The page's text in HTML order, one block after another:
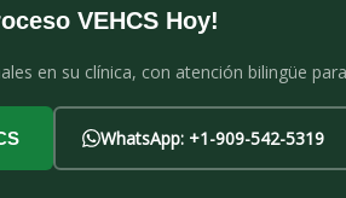
VEHCS Hoy!
en su clínica, con atención bilingüe
WhatsApp: +1-909-542-5319